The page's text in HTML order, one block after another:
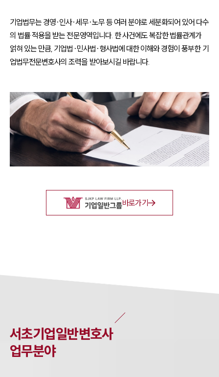
기업법무는 경영·인사·세무·노무 등 여러 분야로 세분화되어 있어 다수
의 법률 적용을 받는 전문영역입니다. 한 사건에도 복잡한 법률관계가
얽혀 있는 만큼, 기업법·민사법·형사법에 대한 이해와 경험이 풍부한 기
업법무전문변호사의 조력을 받아보시길 바랍니다.
바로가기
서초기업일반변호사
업무분야